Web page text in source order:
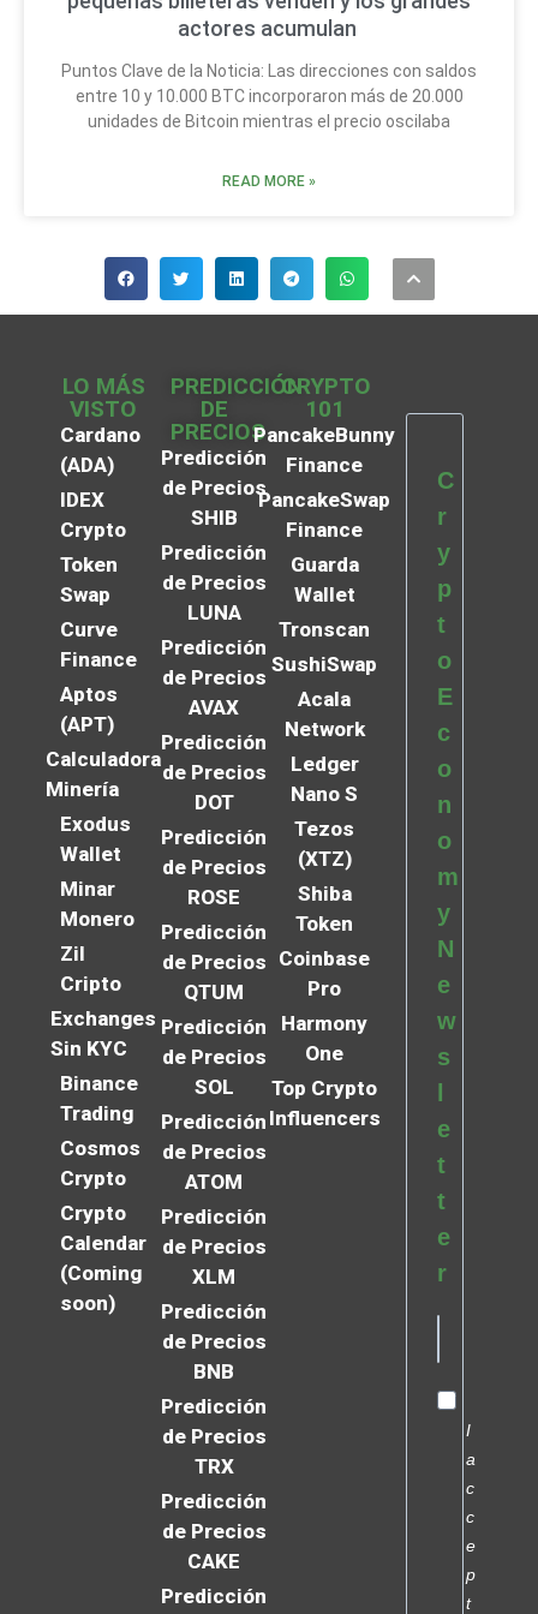
actores acumulan
Puntos Clave de la Noticia: Las direcciones con saldos
entre 10 y 10.000 BTC incorporaron más de 20.000
unidades de Bitcoin mientras el precio oscilaba
READ MORE »
LO MÁS
VISTO
Cardano
(ADA)
IDEX
Crypto
Token
Swap
Curve
Finance
Aptos
(APT)
Calculadora
Minería
Exodus
Wallet
Minar
Monero
Zil
Cripto
Exchanges
Sin KYC
Binance
Trading
Cosmos
Crypto
Crypto
Calendar
(Coming
soon)
PREDICCIÓN
DE
PRECIOS
Predicción
de Precios
SHIB
Predicción
de Precios
LUNA
Predicción
de Precios
AVAX
Predicción
de Precios
DOT
Predicción
de Precios
ROSE
Predicción
de Precios
QTUM
Predicción
de Precios
SOL
Predicción
de Precios
ATOM
Predicción
de Precios
XLM
Predicción
de Precios
BNB
Predicción
de Precios
TRX
Predicción
de Precios
CAKE
Predicción
CRYPTO
101
PancakeBunny
Finance
PancakeSwap
Finance
Guarda
Wallet
Tronscan
SushiSwap
Acala
Network
Ledger
Nano S
Tezos
(XTZ)
Shiba
Token
Coinbase
Pro
Harmony
One
Top Crypto
Influencers
C
r
y
p
t
o
E
c
o
n
o
m
y
N
e
w
s
e
t
t
e
r
I
a
c
c
e
p
t